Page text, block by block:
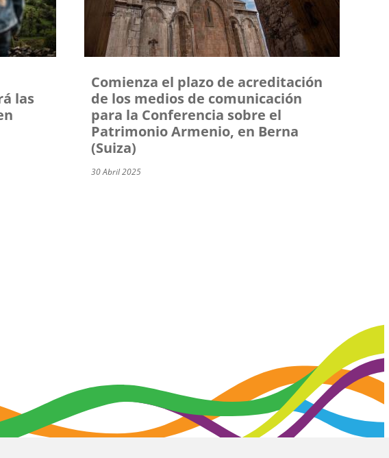
las
Comienza el plazo de acreditación
de los medios de comunicación
para la Conferencia sobre el
Patrimonio Armenio, en Berna
(Suiza)
30 Abril 2025